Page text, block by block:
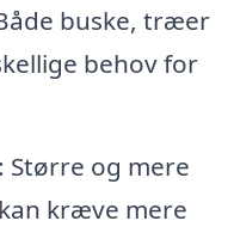
buske, træer
behov for
Større og mere
kræve mere